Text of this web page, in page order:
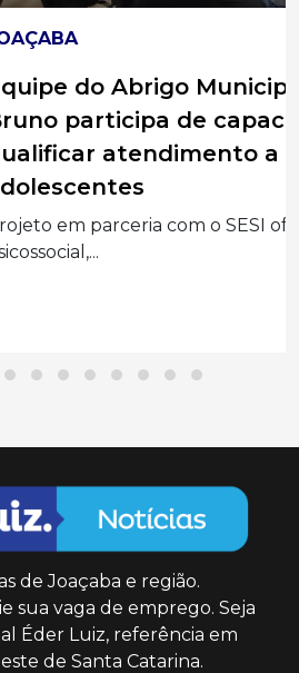
Municipal Frei
de capacitação para
a crianças e
com o SESI oferece suporte
de Joaçaba e região.
sua vaga de emprego. Seja
Éder Luiz, referência em
de Santa Catarina.